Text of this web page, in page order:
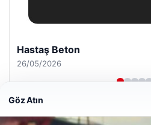
Enes Kaplan Avukatlık Bürosu
28/04/2026
Göz Atın